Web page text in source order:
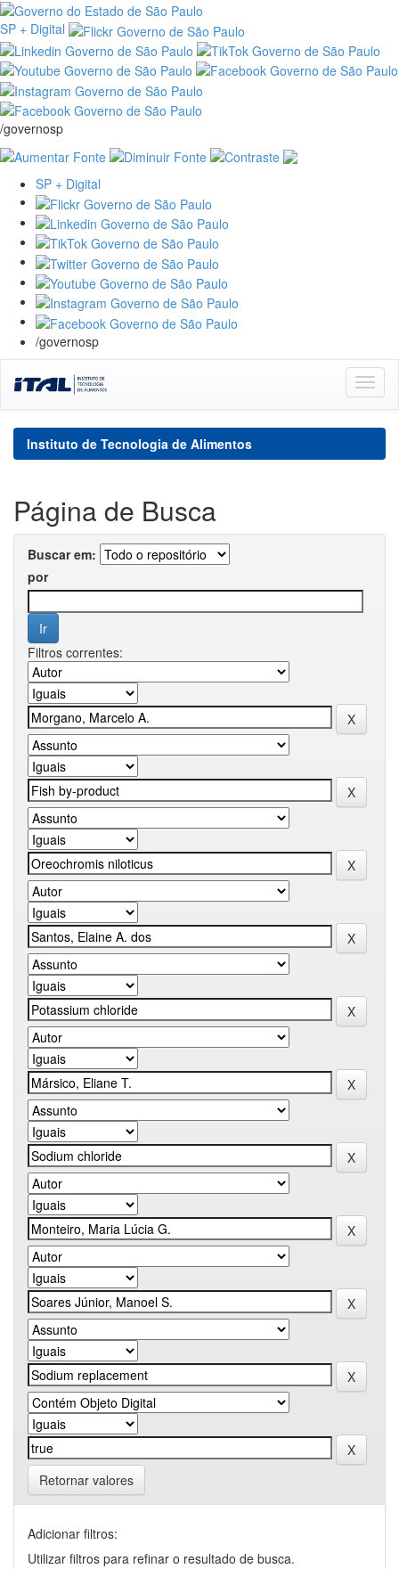
SP + Digital
/governosp
SP + Digital
/governosp
navigation
Instituto de Tecnologia de Alimentos
Página de Busca
Buscar em:
por
Filtros correntes:
Retornar valores
Adicionar filtros:
Utilizar filtros para refinar o resultado de busca.